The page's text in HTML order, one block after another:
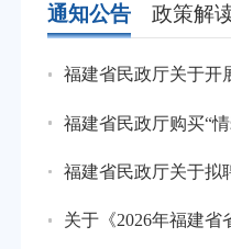
通知公告 政策解
福建省民政厅关于开
福建省民政厅购买“
福建省民政厅关于拟
关于《2026年福建省